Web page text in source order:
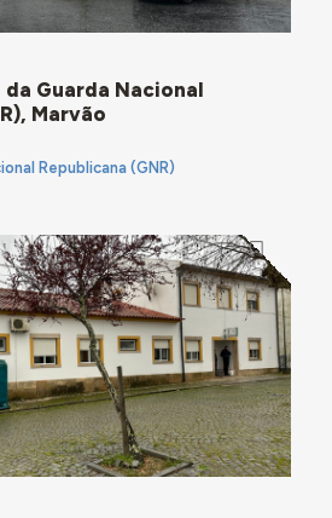
Guarda Nacional
Marvão
Republicana (GNR)